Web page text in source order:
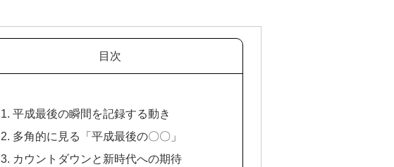
目次
1. 平成最後の瞬間を記録する動き
2. 多角的に見る「平成最後の〇〇」
3. カウントダウンと新時代への期待